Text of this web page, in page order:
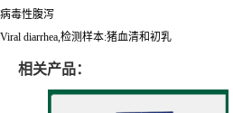
病毒性腹泻
Viral diarrhea,检测样本:猪血清和初乳
相关产品：